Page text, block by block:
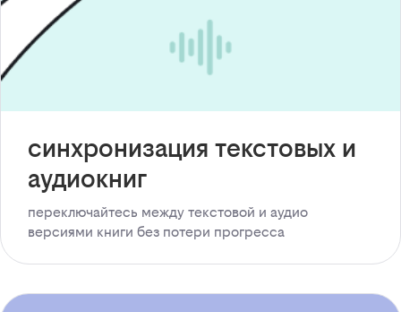
синхронизация текстовых и
аудиокниг
переключайтесь между текстовой и аудио
версиями книги без потери прогресса